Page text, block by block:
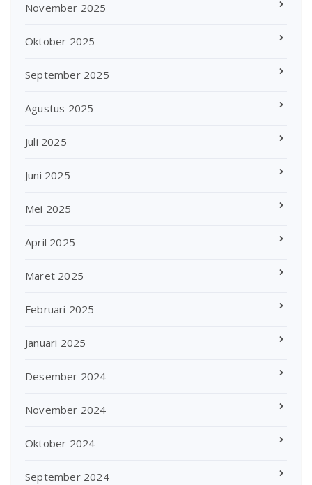
November 2025
Oktober 2025
September 2025
Agustus 2025
Juli 2025
Juni 2025
Mei 2025
April 2025
Maret 2025
Februari 2025
Januari 2025
Desember 2024
November 2024
Oktober 2024
September 2024